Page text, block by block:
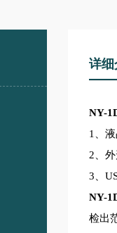
详细
NY-
1
、
2 、
3 、
NY-
检出